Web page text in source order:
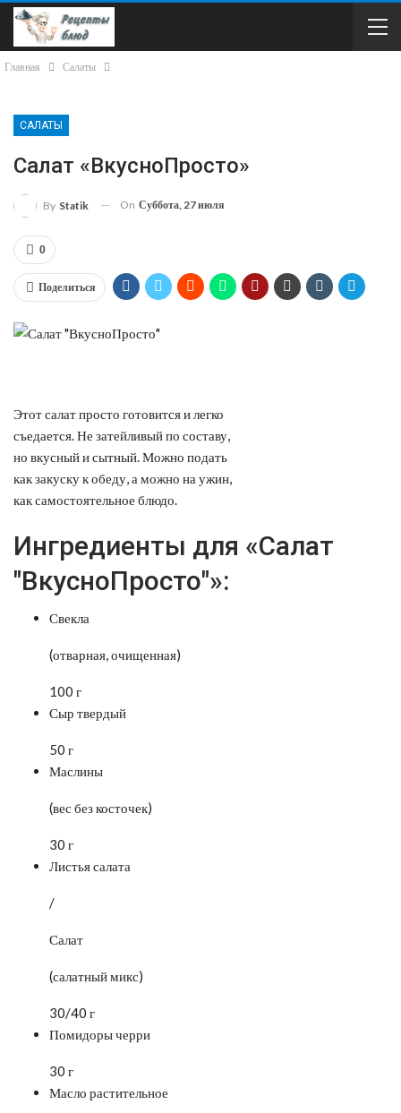
Главная Салаты
САЛАТЫ
Салат «ВкусноПросто»
By Statik On Суббота, 27 июля
0
Поделиться
Этот салат просто готовится и легко
съедается. Не затейливый по составу,
но вкусный и сытный. Можно подать
как закуску к обеду, а можно на ужин,
как самостоятельное блюдо.
Ингредиенты для «Салат
"ВкусноПросто"»:
Свекла
(отварная, очищенная)
100 г
Сыр твердый
50 г
Маслины
(вес без косточек)
30 г
Листья салата
/
Салат
(салатный микс)
30/40 г
Помидоры черри
30 г
Масло растительное